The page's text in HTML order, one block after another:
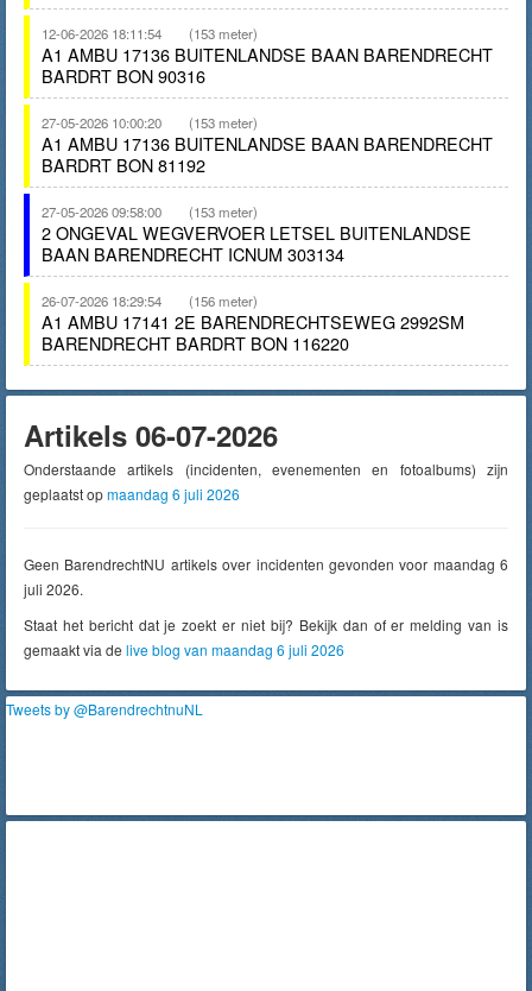
12-06-2026 18:11:54 (153 meter)
A1 AMBU 17136 BUITENLANDSE BAAN BARENDRECHT
BARDRT BON 90316
27-05-2026 10:00:20 (153 meter)
A1 AMBU 17136 BUITENLANDSE BAAN BARENDRECHT
BARDRT BON 81192
27-05-2026 09:58:00 (153 meter)
2 ONGEVAL WEGVERVOER LETSEL BUITENLANDSE
BAAN BARENDRECHT ICNUM 303134
26-07-2026 18:29:54 (156 meter)
A1 AMBU 17141 2E BARENDRECHTSEWEG 2992SM
BARENDRECHT BARDRT BON 116220
Artikels 06-07-2026
Onderstaande artikels (incidenten, evenementen en fotoalbums) zijn
geplaatst opmaandag 6 juli 2026
Geen BarendrechtNU artikels over incidenten gevonden voor maandag 6
juli 2026.
Staat het bericht dat je zoekt er niet bij? Bekijk dan of er melding van is
gemaakt via de live blog van maandag 6 juli 2026
Tweets by @BarendrechtnuNL